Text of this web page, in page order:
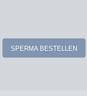
SPERMA BESTELLEN